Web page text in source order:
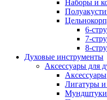
Наборы и
6-
7-
8-
Духовые инструменты
Аксессуары для
Аксессуары
Лигатуры и
Мундштуки